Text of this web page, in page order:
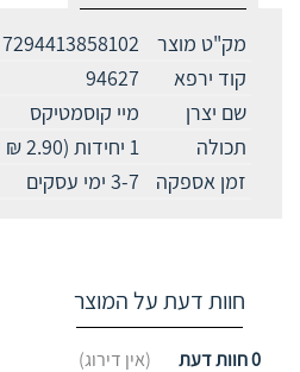
מק"ט מוצר
7294413858102
קוד ירפא
94627
שם יצרן
מיי קוסמטיקס
תכולה
1 יחידות (2.90 ₪ ליחידה)
זמן אספקה
3-7 ימי עסקים
חוות דעת על המוצר
0חוות דעת (אין דירוג)